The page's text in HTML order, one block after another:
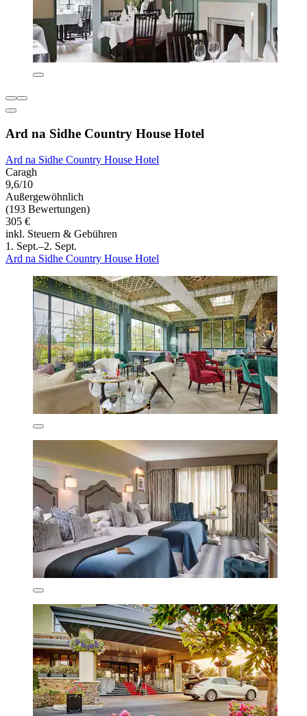
Ard na Sidhe Country House Hotel
Ard na Sidhe Country House Hotel
Caragh
9,6/10
Außergewöhnlich
(193 Bewertungen)
305 €
inkl. Steuern & Gebühren
1. Sept.–2. Sept.
Ard na Sidhe Country House Hotel